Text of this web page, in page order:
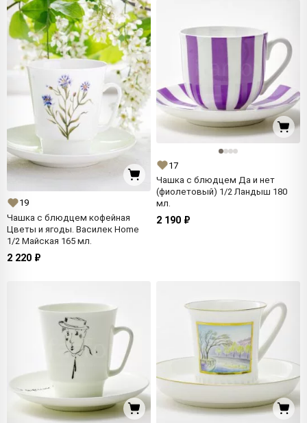
19
Чашка с блюдцем кофейная
Цветы и ягоды. Василек Home
1/2 Майская 165 мл.
2 220 ₽
17
Чашка с блюдцем Да и нет
(фиолетовый) 1/2 Ландыш 180
мл.
2 190 ₽